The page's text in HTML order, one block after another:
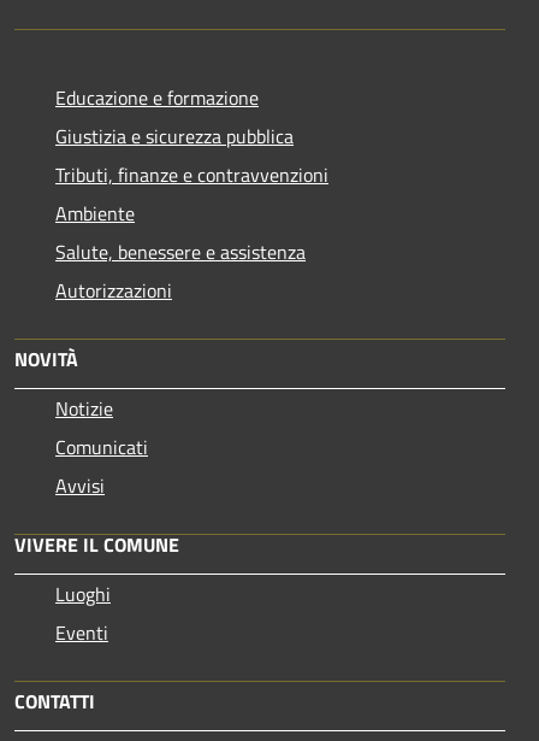
Educazione e formazione
Giustizia e sicurezza pubblica
Tributi, finanze e contravvenzioni
Ambiente
Salute, benessere e assistenza
Autorizzazioni
NOVITÀ
Notizie
Comunicati
Avvisi
VIVERE IL COMUNE
Luoghi
Eventi
CONTATTI